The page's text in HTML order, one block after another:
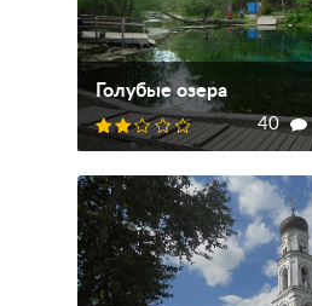
Голубые озера
40